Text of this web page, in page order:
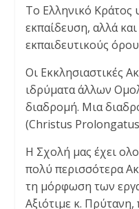
Το Ελληνικό Κράτος
εκπαίδευση, αλλά
εκπαιδευτικούς
Οι Εκκλησιαστικές
ιδρύματα άλλων
διαδρομή. Μια
(Christus
Η Σχολή μας έχει
πολύ περισσότερα
τη μόρφωση των
Αξιότιμε κ.